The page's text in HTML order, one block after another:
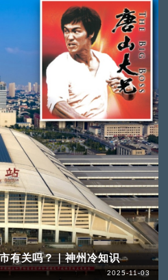
有关吗？｜神州冷知识
2025-11-03